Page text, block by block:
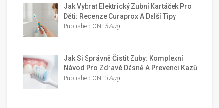
Jak Vybrat Elektrický Zubní Kartáček Pro
Děti: Recenze Curaprox A Další Tipy
Published ON: 5 Aug
Jak Si Správně Čistit Zuby: Komplexní
Návod Pro Zdravé Dásně A Prevenci Kazů
Published ON: 3 Aug